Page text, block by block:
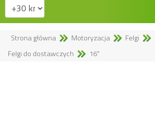
Strona główna Motoryzacja
Felgi
Felgi do dostawczych
16"